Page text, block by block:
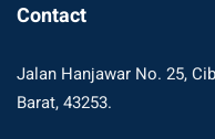
Contact
Jalan Hanjawar No. 25,
Barat, 43253.